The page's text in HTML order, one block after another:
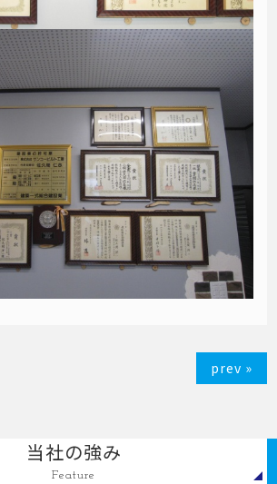
prev »
当社の強み
Feature